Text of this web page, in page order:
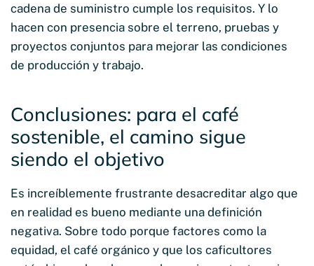
cadena de suministro cumple los requisitos. Y lo
hacen con presencia sobre el terreno, pruebas y
proyectos conjuntos para mejorar las condiciones
de producción y trabajo.
Conclusiones: para el café
sostenible, el camino sigue
siendo el objetivo
Es increíblemente frustrante desacreditar algo que
en realidad es bueno mediante una definición
negativa. Sobre todo porque factores como la
equidad, el café orgánico y que los caficultores